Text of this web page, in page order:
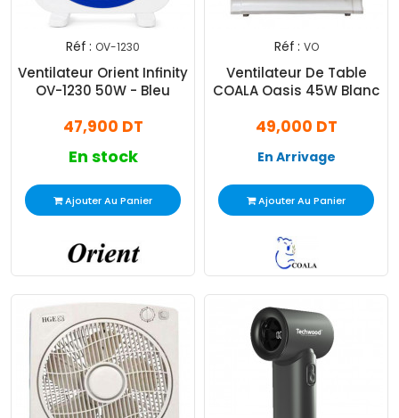
Réf : OV-1230
Ventilateur Orient Infinity
OV-1230 50W - Bleu
47,900 DT
En stock
Ajouter Au Panier
Réf : VO
Ventilateur De Table
COALA Oasis 45W Blanc
49,000 DT
En Arrivage
Ajouter Au Panier